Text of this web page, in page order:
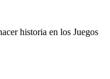
historia en los Juegos